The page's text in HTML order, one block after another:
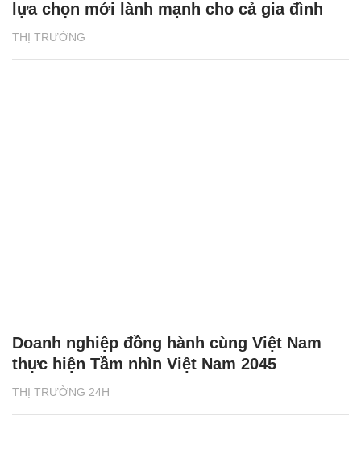
THỊ TRƯỜNG
lựa chọn mới lành mạnh cho cả gia đình
THỊ TRƯỜNG 24H
Doanh nghiệp đồng hành cùng Việt Nam
thực hiện Tầm nhìn Việt Nam 2045